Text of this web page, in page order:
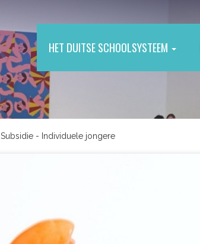
HET DUITSE SCHOOLSYSTEEM
Subsidie - Individuele jongere